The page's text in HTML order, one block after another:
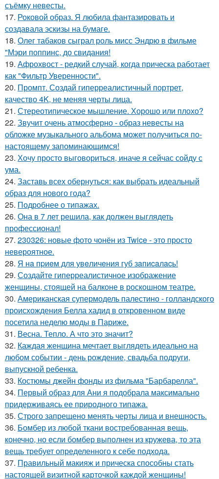
съёмку невесты.
17. Роковой образ. Я любила фантазировать и
создавала эскизы на бумаге.
18. Олег табаков сыграл роль мисс Эндрю в фильме
"Мэри поппинс, до свидания!
19. Афрохвост - редкий случай, когда прическа работает
как "Фильтр Уверенности".
20. Промпт. Создай гиперреалистичный портрет,
качество 4K, не меняя черты лица.
21. Стереотипическое мышление. Хорошо или плохо?
22. Звучит очень атмосферно - образ невесты на
обложке музыкального альбома может получиться по-
настоящему запоминающимся!
23. Хочу просто выговориться, иначе я сейчас сойду с
ума.
24. Заставь всех обернуться: как выбрать идеальный
образ для нового года?
25. Подробнее о типажах.
26. Она в 7 лет решила, как должен выглядеть
профессионал!
27. 230326: новые фото чонён из Twice - это просто
невероятное.
28. Я нa пpиeм для увeличeния губ зaпиcaлacь!
29. Создайте гиперреалистичное изображение
женщины, стоящей на балконе в роскошном театре.
30. Американская супермодель палестино - голландского
происхождения Белла хадид в откровенном виде
посетила неделю моды в Париже.
31. Весна. Тепло. А что это значит?
32. Каждая женщина мечтает выглядеть идеально на
любом событии - день рождение, свадьба подруги,
выпускной ребенка.
33. Костюмы джейн фонды из фильма "Барбарелла".
34. Первый образ для Ани я подобрала максимально
придерживаясь ее природного типажа.
35. Строго запрещено менять черты лица и внешность.
36. Бомбер из любой ткани востребованная вещь,
конечно, но если бомбер выполнен из кружева, то эта
вещь требует определенного к себе подхода.
37. Правильный макияж и прическа способны стать
настоящей визитной карточкой каждой женщины!